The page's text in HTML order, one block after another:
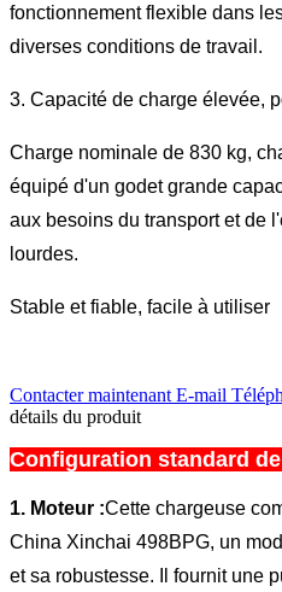
fonctionnement flexible dans
diverses conditions de travail.
3. Capacité de charge élevée,
Charge nominale de 830 kg,
équipé d'un godet grande
aux besoins du transport et de
lourdes.
Stable et fiable, facile à utiliser
Contacter maintenant E-mail
détails du produit
Configuration standard
1. Moteur :Cette chargeuse
China Xinchai 498BPG, un
et sa robustesse. Il fournit une